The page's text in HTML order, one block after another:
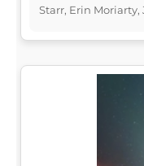
Starr, Erin Moriarty,